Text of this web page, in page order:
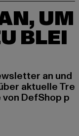
UM
BLEI
an und
aktuelle Tre
DefShop p